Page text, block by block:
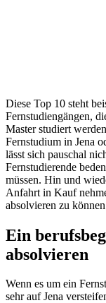
Diese Top 10 steht
Fernstudiengängen,
Master studiert
Fernstudium in Jena
lässt sich pauschal
Fernstudierende
müssen. Hin und
Anfahrt in Kauf
absolvieren zu
Ein
absolvieren
Wenn es um ein
sehr auf Jena